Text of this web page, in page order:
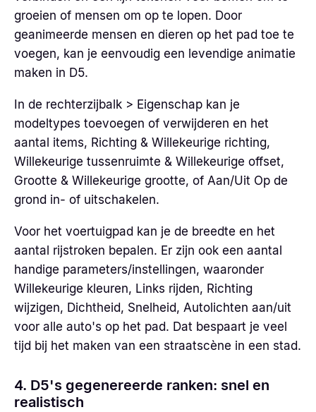
groeien of mensen om op te lopen. Door
geanimeerde mensen en dieren op het pad toe te
voegen, kan je eenvoudig een levendige animatie
maken in D5.
In de rechterzijbalk > Eigenschap kan je
modeltypes toevoegen of verwijderen en het
aantal items, Richting & Willekeurige richting,
Willekeurige tussenruimte & Willekeurige offset,
Grootte & Willekeurige grootte, of Aan/Uit Op de
grond in- of uitschakelen.
Voor het voertuigpad kan je de breedte en het
aantal rijstroken bepalen. Er zijn ook een aantal
handige parameters/instellingen, waaronder
Willekeurige kleuren, Links rijden, Richting
wijzigen, Dichtheid, Snelheid, Autolichten aan/uit
voor alle auto's op het pad. Dat bespaart je veel
tijd bij het maken van een straatscène in een stad.
4. D5's gegenereerde ranken: snel en
realistisch